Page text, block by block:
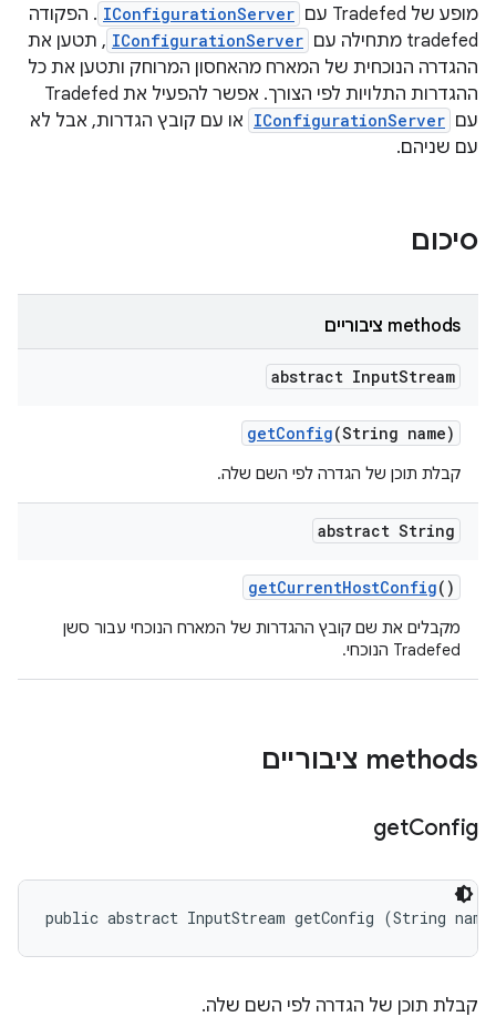
מופע של Tradefed עם
IConfigurationServer . הפקודה
tradefed מתחילה עם
IConfigurationServer , תטען את
ההגדרה הנוכחית של המארח מהאחסון המרוחק ותטען את כל
ההגדרות התלויות לפי הצורך. אפשר להפעיל את Tradefed
עם IConfigurationServer או עם קובץ הגדרות, אבל לא
עם שניהם.
סיכום
‫methods ציבוריים
abstract InputStream
getConfig(String name)
קבלת תוכן של הגדרה לפי השם שלה.
abstract String
getCurrentHostConfig()
מקבלים את שם קובץ ההגדרות של המארח הנוכחי עבור סשן
Tradefed הנוכחי.
‫methods ציבוריים
getConfig
public abstract InputStream getConfig (String
קבלת תוכן של הגדרה לפי השם שלה.